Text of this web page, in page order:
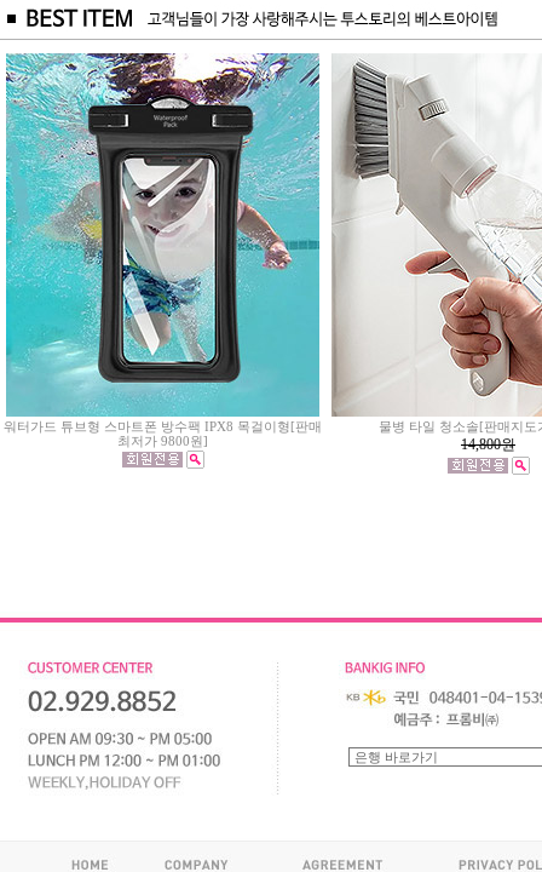
워터가드 튜브형 스마트폰 방수팩 IPX8 목걸이형[판매
최저가 9800원]
물병 타일 청소솔[판매지도
14,800원